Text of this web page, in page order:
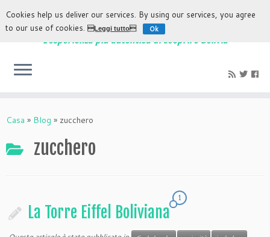
L'esperienza più autentica di scoprire Bolivia
Casa » Blog » zucchero
zucchero
La Torre Eiffel Boliviana
1
Cookies help us deliver our services. By using our services, you agree
to our use of cookies.Leggi tutto Ok